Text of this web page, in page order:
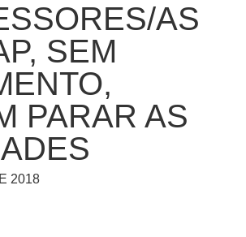
AS
SEM
PARAR AS
2018